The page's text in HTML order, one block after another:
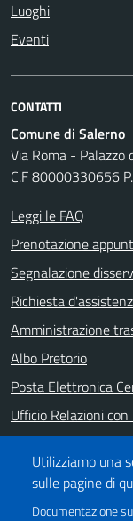
Utilizziamo una
sulle pagine di
Documentazione
Luoghi
Eventi
CONTATTI
Comune di Salerno
Via Roma -
C.F 80000330656
Leggi le FAQ
Prenotazione
Segnalazione
Richiesta
Amministrazione
Albo Pretorio
Posta Elettronica
Ufficio Relazioni
Note legali
Informativa privacy